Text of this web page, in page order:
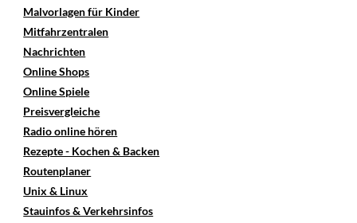
Malvorlagen für Kinder
Mitfahrzentralen
Nachrichten
Online Shops
Online Spiele
Preisvergleiche
Radio online hören
Rezepte - Kochen & Backen
Routenplaner
Unix & Linux
Stauinfos & Verkehrsinfos